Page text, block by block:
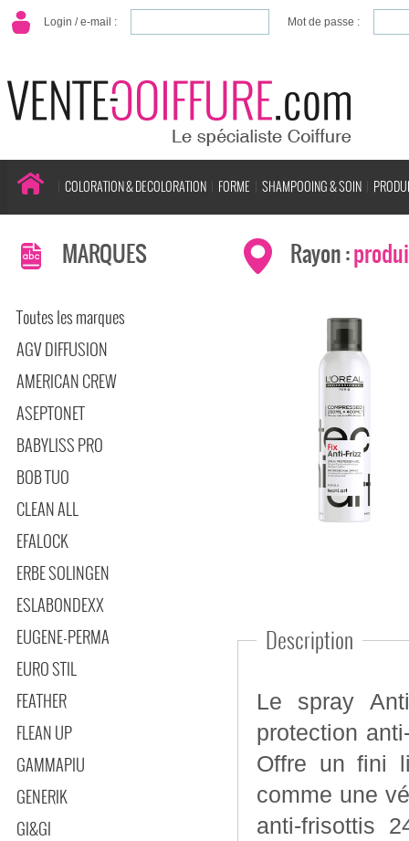
Login / e-mail : Mot de passe :
COLORATION & DECOLORATION FORME SHAMPOOING & SOIN
MARQUES
Toutes les marques
AGV DIFFUSION
AMERICAN CREW
ASEPTONET
BABYLISS PRO
BOB TUO
CLEAN ALL
EFALOCK
ERBE SOLINGEN
ESLABONDEXX
EUGENE-PERMA
EURO STIL
FEATHER
FLEAN UP
GAMMAPIU
GENERIK
GI&GI
Rayon :
Description
Le spray
protection
Offre un fini
comme une
anti-frisottis